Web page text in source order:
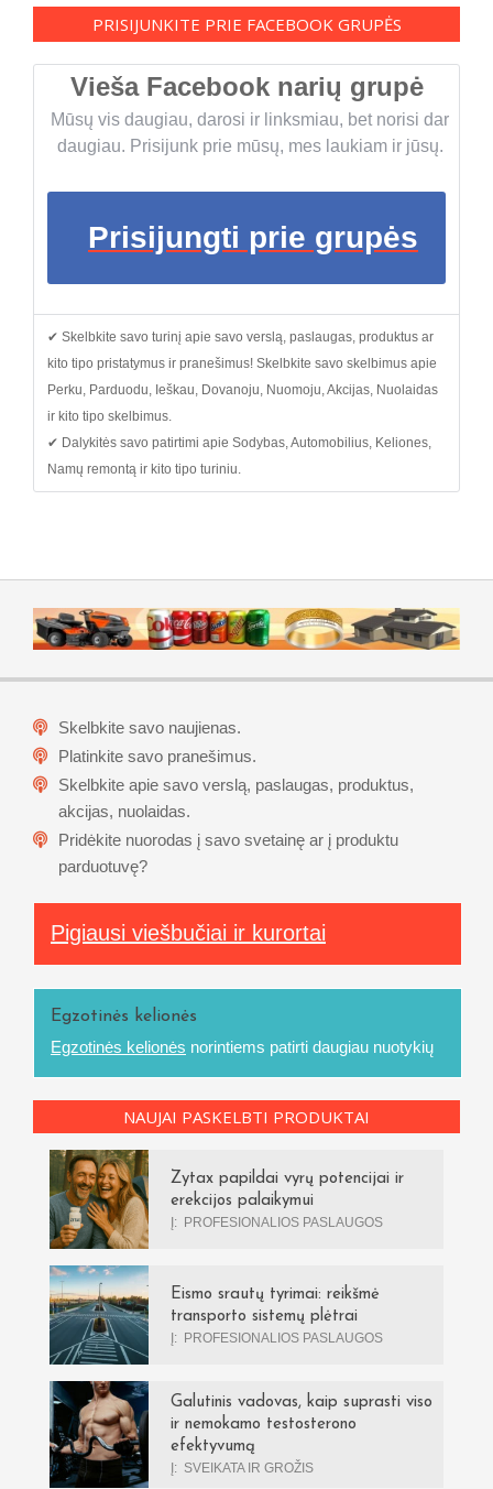
PRISIJUNKITE PRIE FACEBOOK GRUPĖS
Vieša Facebook narių grupė
Mūsų vis daugiau, darosi ir linksmiau, bet norisi dar
daugiau. Prisijunk prie mūsų, mes laukiam ir jūsų.
Prisijungti prie grupės
✔ Skelbkite savo turinį apie savo verslą, paslaugas, produktus ar
kito tipo pristatymus ir pranešimus! Skelbkite savo skelbimus apie
Perku, Parduodu, Ieškau, Dovanoju, Nuomoju, Akcijas, Nuolaidas
ir kito tipo skelbimus.
✔ Dalykitės savo patirtimi apie Sodybas, Automobilius, Keliones,
Namų remontą ir kito tipo turiniu.
Skelbkite savo naujienas.
Platinkite savo pranešimus.
Skelbkite apie savo verslą, paslaugas, produktus,
akcijas, nuolaidas.
Pridėkite nuorodas į savo svetainę ar į produktu
parduotuvę?
Pigiausi viešbučiai ir kurortai
Egzotinės kelionės
Egzotinės kelionės norintiems patirti daugiau nuotykių
NAUJAI PASKELBTI PRODUKTAI
Zytax papildai vyrų potencijai ir
erekcijos palaikymui
Į: PROFESIONALIOS PASLAUGOS
Eismo srautų tyrimai: reikšmė
transporto sistemų plėtrai
Į: PROFESIONALIOS PASLAUGOS
Galutinis vadovas, kaip suprasti viso
ir nemokamo testosterono
efektyvumą
Į: SVEIKATA IR GROŽIS